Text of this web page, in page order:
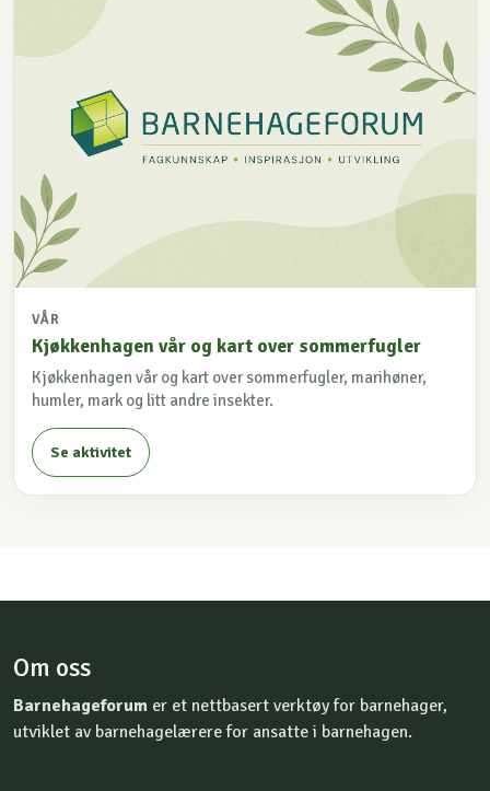
VÅR
Kjøkkenhagen vår og kart over sommerfugler
Kjøkkenhagen vår og kart over sommerfugler, marihøner,
humler, mark og litt andre insekter.
Se aktivitet
Om oss
Barnehageforum er et nettbasert verktøy for barnehager,
utviklet av barnehagelærere for ansatte i barnehagen.